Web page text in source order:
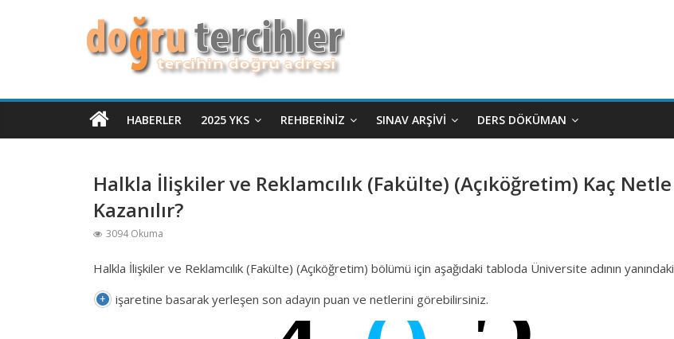
HABERLER 2025 YKS REHBERINIZ SINAV ARŞIVI DERS DÖKÜMAN
Halkla İlişkiler ve Reklamcılık (Fakülte) (Açıköğretim) Kaç Netle
Kazanılır?
3094 Okuma
Halkla İlişkiler ve Reklamcılık (Fakülte) (Açıköğretim) bölümü için aşağıdaki tabloda Üniversite adının yanındaki
işaretine basarak yerleşen son adayın puan ve netlerini görebilirsiniz.